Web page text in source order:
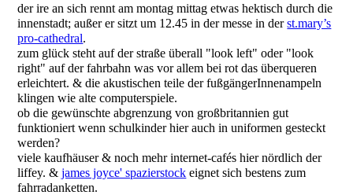
der ire an sich rennt am montag mittag etwas hektisch durch die
innenstadt; außer er sitzt um 12.45 in der messe in derst.mary’s
pro-cathedral.
zum glück steht auf der straße überall "look left" oder "look
right" auf der fahrbahn was vor allem bei rot das überqueren
erleichtert. & die akustischen teile der fußgängerInnenampeln
klingen wie alte computerspiele.
ob die gewünschte abgrenzung von großbritannien gut
funktioniert wenn schulkinder hier auch in uniformen gesteckt
werden?
viele kaufhäuser & noch mehr internet-cafés hier nördlich der
liffey. &james joyce' spazierstock eignet sich bestens zum
fahrradanketten.